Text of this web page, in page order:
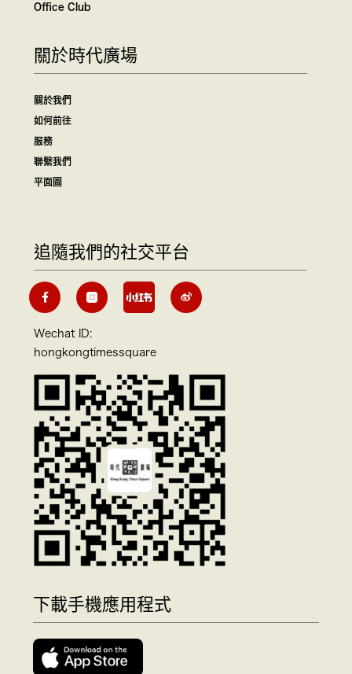
Office Club
關於時代廣場
關於我們
如何前往
服務
聯繫我們
平面圖
追隨我們的社交平台
Wechat ID:
hongkongtimessquare
下載手機應用程式